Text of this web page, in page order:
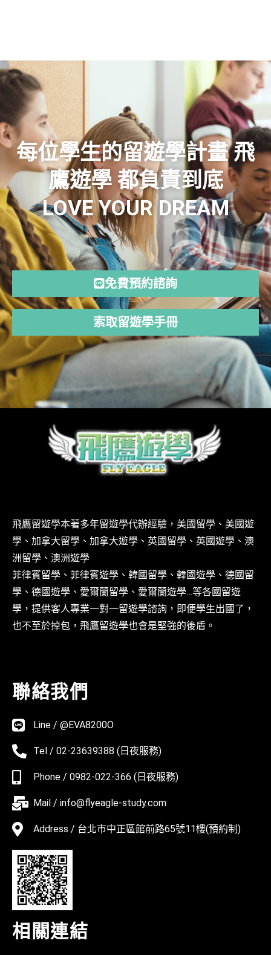
每位學生的留遊學計畫 飛
鷹遊學 都負責到底
LOVE YOUR DREAM
免費預約諮詢
索取留遊學手冊
飛鷹留遊學本著多年留遊學代辦經驗，美國留學、美國遊
學、加拿大留學、加拿大遊學、英國留學、英國遊學、澳
洲留學、澳洲遊學
菲律賓留學、菲律賓遊學、韓國留學、韓國遊學、德國留
學、德國遊學、愛爾蘭留學、愛爾蘭遊學…等各國留遊
學，提供客人專業一對一留遊學諮詢，即便學生出國了，
也不至於掉包，飛鷹留遊學也會是堅強的後盾。
聯絡我們
Line / @EVA8200O
Tel / 02-23639388 (日夜服務)
Phone / 0982-022-366 (日夜服務)
Mail / info@flyeagle-study.com
Address / 台北巿中正區館前路65號11樓(預約制)
相關連結